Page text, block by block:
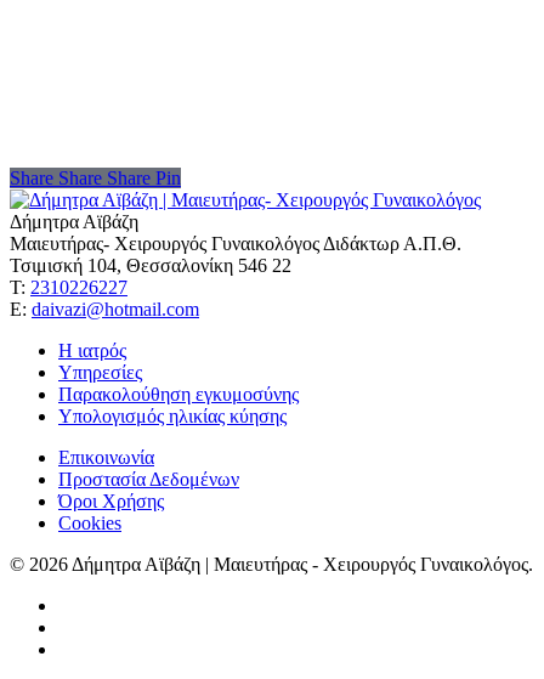
Share
Share Share Share Pin
Δήμητρα Αϊβάζη
Μαιευτήρας- Χειρουργός Γυναικολόγος Διδάκτωρ Α.Π.Θ.
Τσιμισκή 104, Θεσσαλονίκη 546 22
Τ: 2310226227
Ε: daivazi@hotmail.com
Η ιατρός
Υπηρεσίες
Παρακολούθηση εγκυμοσύνης
Υπολογισμός ηλικίας κύησης
Επικοινωνία
Προστασία Δεδομένων
Όροι Χρήσης
Cookies
© 2026 Δήμητρα Αϊβάζη | Μαιευτήρας - Χειρουργός Γυναικολόγος.